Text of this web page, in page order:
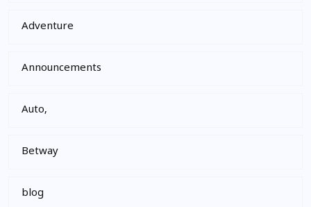
Adventure
Announcements
Auto,
Betway
blog